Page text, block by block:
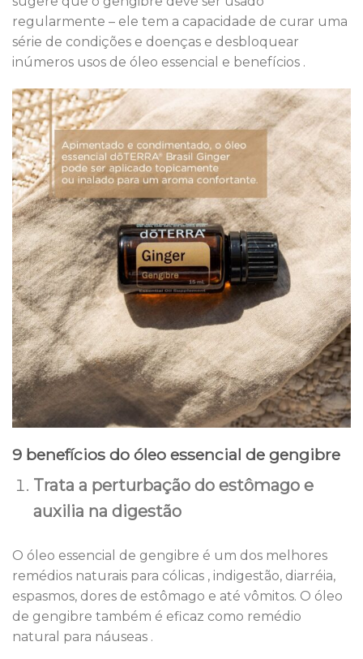
regularmente – ele tem a capacidade de curar uma
série de condições e doenças e desbloquear
inúmeros usos de óleo essencial e benefícios .
9 benefícios do óleo essencial de gengibre
Trata a perturbação do estômago e
auxilia na digestão
O óleo essencial de gengibre é um dos melhores
remédios naturais para cólicas , indigestão, diarréia,
espasmos, dores de estômago e até vômitos. O óleo
de gengibre também é eficaz como remédio
natural para náuseas .